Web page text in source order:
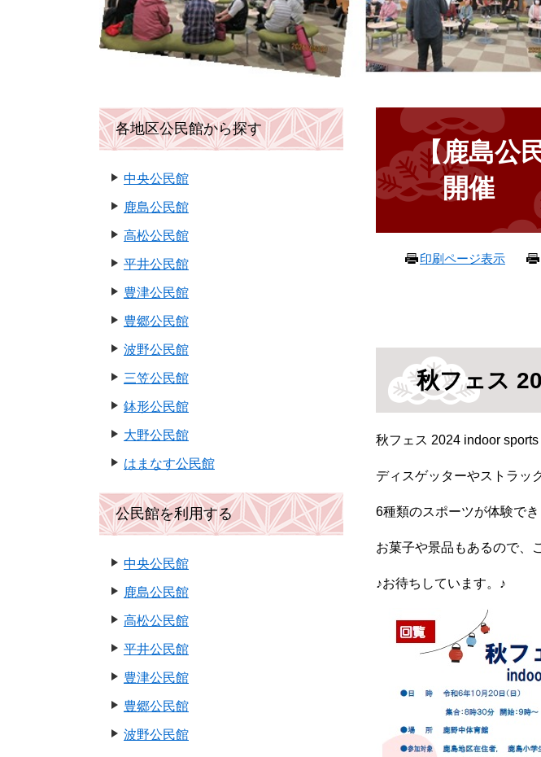
【鹿島公
開催
印刷ページ表示
秋フェス
秋フェス 2024 indoor sports
ディスゲッターやストラッ
6種類のスポーツが体験でき
お菓子や景品もあるので、
♪お待ちしています。♪
各地区公民館から探す
中央公民館
鹿島公民館
高松公民館
平井公民館
豊津公民館
豊郷公民館
波野公民館
三笠公民館
鉢形公民館
大野公民館
はまなす公民館
公民館を利用する
中央公民館
鹿島公民館
高松公民館
平井公民館
豊津公民館
豊郷公民館
波野公民館